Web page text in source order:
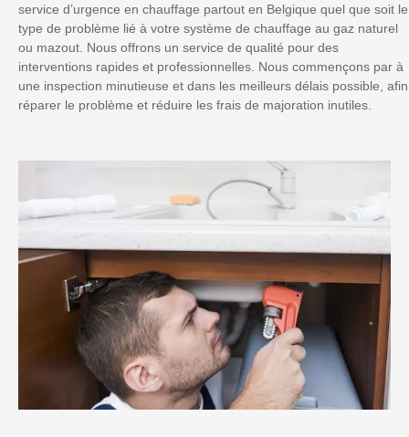
service d’urgence en chauffage partout en Belgique quel que soit le
type de problème lié à votre système de chauffage au gaz naturel
ou mazout. Nous offrons un service de qualité pour des
interventions rapides et professionnelles. Nous commençons par à
une inspection minutieuse et dans les meilleurs délais possible, afin
réparer le problème et réduire les frais de majoration inutiles.